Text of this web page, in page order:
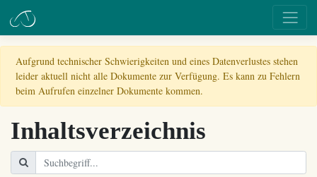
Aufgrund technischer Schwierigkeiten und eines Datenverlustes stehen
leider aktuell nicht alle Dokumente zur Verfügung. Es kann zu Fehlern
beim Aufrufen einzelner Dokumente kommen.
Inhaltsverzeichnis